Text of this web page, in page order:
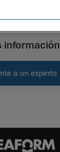
información
a un experto